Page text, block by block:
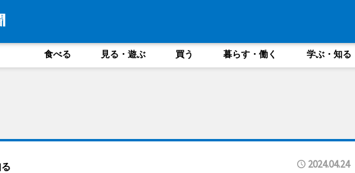
食べる 見る・遊ぶ 買う 暮らす・働く 学ぶ・知る
2024.04.24